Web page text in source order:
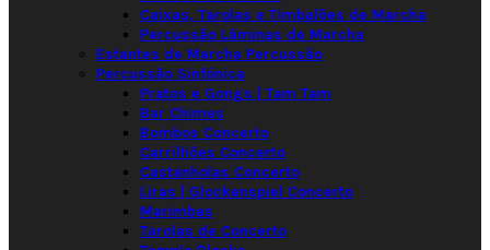
Caixas, Tarolas e Timbalões de Marcha
Percussão Lâminas de Marcha
Estantes de Marcha Percussão
Percussão Sinfónica
Pratos e Gongs | Tam Tam
Bar Chimes
Bombos Concerto
Carrilhões Concerto
Castanholas Concerto
Liras | Glockenspiel Concerto
Marimbas
Tarolas de Concerto